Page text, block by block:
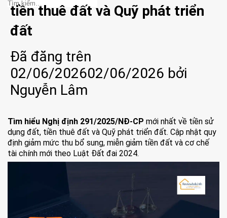
tiền thuê đất và Quỹ phát triển
đất
Đã đăng trên
02/06/202602/06/2026 bởi
Nguyễn Lâm
Tìm hiểu Nghị định 291/2025/NĐ-CP mới nhất về tiền sử
dụng đất, tiền thuê đất và Quỹ phát triển đất. Cập nhật quy
định giảm mức thu bổ sung, miễn giảm tiền đất và cơ chế
tài chính mới theo Luật Đất đai 2024.